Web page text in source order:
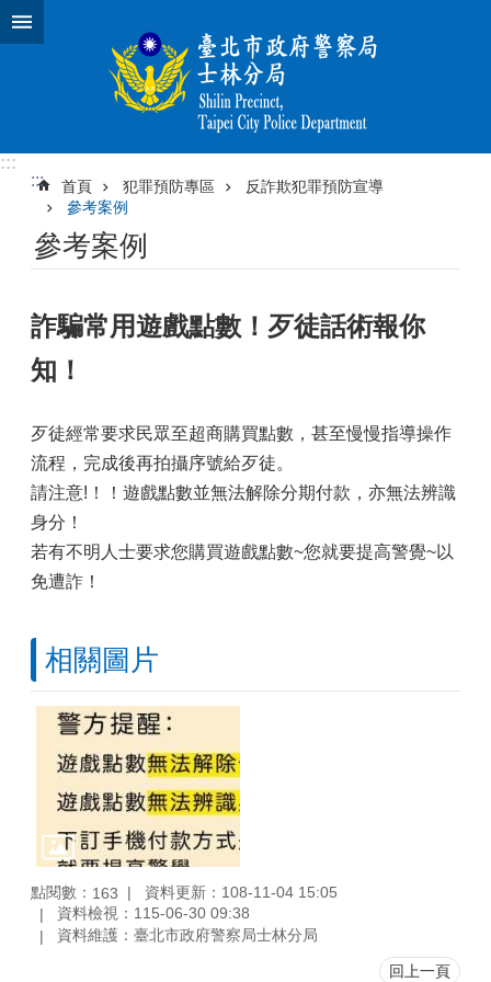
跳到主要內容區塊
:::
:::
首頁 犯罪預防專區
反詐欺犯罪預防宣導
參考案例
參考案例
詐騙常用遊戲點數！歹徒話術報你
知！
歹徒經常要求民眾至超商購買點數，甚至慢慢指導操作
流程，完成後再拍攝序號給歹徒。
請注意!！！遊戲點數並無法解除分期付款，亦無法辨識
身分！
若有不明人士要求您購買遊戲點數~您就要提高警覺~以
免遭詐！
相關圖片
點閱數： 163
資料更新：108-11-04 15:05
資料檢視：115-06-30 09:38
資料維護：臺北市政府警察局士林分局
回上一頁